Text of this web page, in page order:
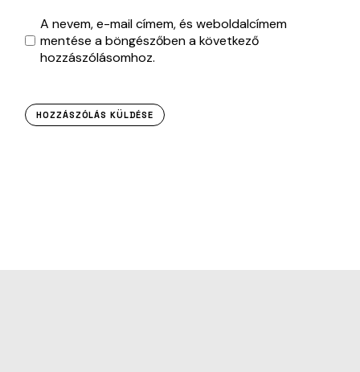
A nevem, e-mail címem, és weboldalcímem
mentése a böngészőben a következő
hozzászólásomhoz.
HOZZÁSZÓLÁS KÜLDÉSE